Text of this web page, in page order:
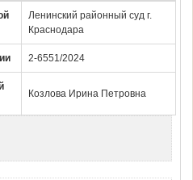
Ленинский районный суд г.
Краснодара
2-6551/2024
Козлова Ирина Петровна